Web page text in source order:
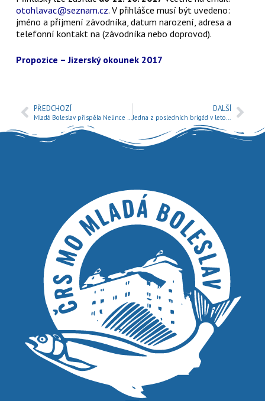
otohlavac@seznam.cz. V přihlášce musí být uvedeno:
jméno a příjmení závodníka, datum narození, adresa a
telefonní kontakt na (závodníka nebo doprovod).
Propozice – Jizerský okounek 2017
PŘEDCHOZÍ
Mladá Boleslav přispěla Nelince na elektrický vozík.
DALŠÍ
Jedna z posledních brigád v letošním roce